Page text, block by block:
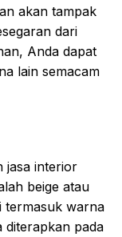
akan tampak
dari
Anda dapat
lain semacam
jasa interior
beige atau
termasuk warna
diterapkan pada